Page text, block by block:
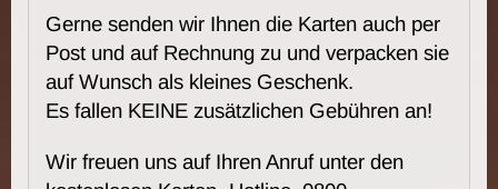
Gerne senden wir Ihnen die Karten auch per
Post und auf Rechnung zu und verpacken sie
auf Wunsch als kleines Geschenk.
Es fallen KEINE zusätzlichen Gebühren an!
Wir freuen uns auf Ihren Anruf unter den